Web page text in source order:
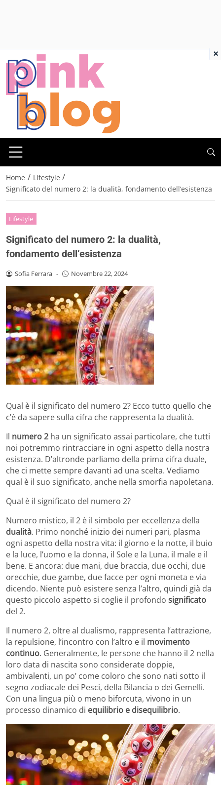
Home / Lifestyle /
Significato del numero 2: la dualità, fondamento dell’esistenza
Lifestyle
Significato del numero 2: la dualità,
fondamento dell’esistenza
Sofia Ferrara - Novembre 22, 2024
Qual è il significato del numero 2? Ecco tutto quello che
c’è da sapere sulla cifra che rappresenta la dualità.
Il numero 2 ha un significato assai particolare, che tutti
noi potremmo rintracciare in ogni aspetto della nostra
esistenza. D’altronde parliamo della prima cifra duale,
che ci mette sempre davanti ad una scelta. Vediamo
qual è il suo significato, anche nella smorfia napoletana.
Qual è il significato del numero 2?
Numero mistico, il 2 è il simbolo per eccellenza della
dualità. Primo nonché inizio dei numeri pari, plasma
ogni aspetto della nostra vita: il giorno e la notte, il buio
e la luce, l’uomo e la donna, il Sole e la Luna, il male e il
bene. E ancora: due mani, due braccia, due occhi, due
orecchie, due gambe, due facce per ogni moneta e via
dicendo. Niente può esistere senza l’altro, quindi già da
questo piccolo aspetto si coglie il profondo significato
del 2.
Il numero 2, oltre al dualismo, rappresenta l’attrazione,
la repulsione, l’incontro con l’altro e il movimento
continuo. Generalmente, le persone che hanno il 2 nella
loro data di nascita sono considerate doppie,
ambivalenti, un po’ come coloro che sono nati sotto il
segno zodiacale dei Pesci, della Bilancia o dei Gemelli.
Con una lingua più o meno biforcuta, vivono in un
processo dinamico di equilibrio e disequilibrio.
×